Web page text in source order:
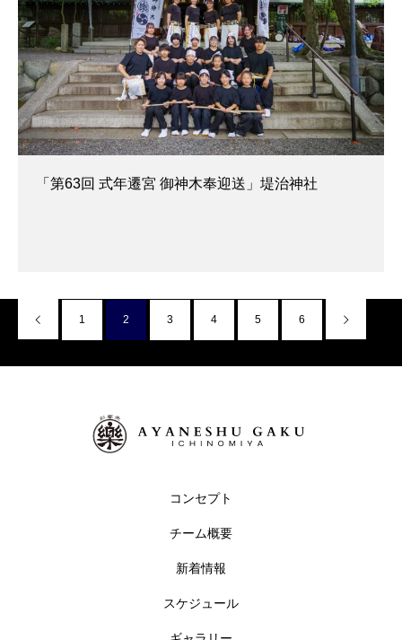
「第63回 式年遷宮 御神木奉迎送」堤治神社
1 2 3 4 5 6
コンセプト
チーム概要
新着情報
スケジュール